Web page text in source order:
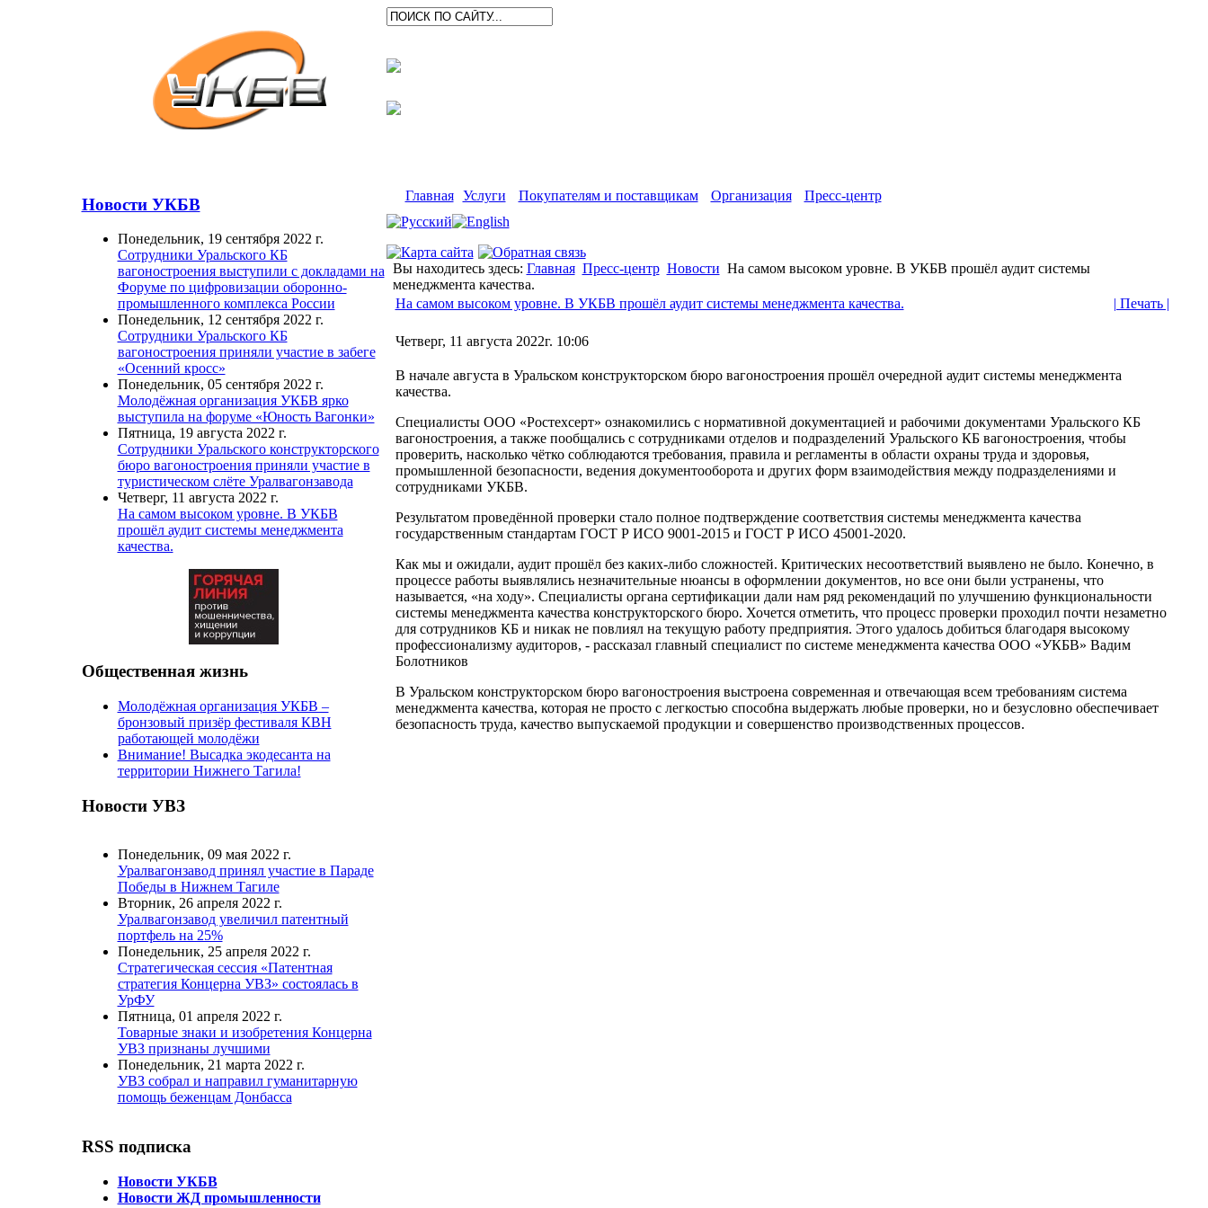
Новости УКБВ
Понедельник, 19 сентября 2022 г.
Сотрудники Уральского КБ
вагоностроения выступили с докладами на
Форуме по цифровизации оборонно-
промышленного комплекса России
Понедельник, 12 сентября 2022 г.
Сотрудники Уральского КБ
вагоностроения приняли участие в забеге
«Осенний кросс»
Понедельник, 05 сентября 2022 г.
Молодёжная организация УКБВ ярко
выступила на форуме «Юность Вагонки»
Пятница, 19 августа 2022 г.
Сотрудники Уральского конструкторского
бюро вагоностроения приняли участие в
туристическом слёте Уралвагонзавода
Четверг, 11 августа 2022 г.
На самом высоком уровне. В УКБВ
прошёл аудит системы менеджмента
качества.
Общественная жизнь
Молодёжная организация УКБВ –
бронзовый призёр фестиваля КВН
работающей молодёжи
Внимание! Высадка экодесанта на
территории Нижнего Тагила!
Новости УВЗ
Понедельник, 09 мая 2022 г.
Уралвагонзавод принял участие в Параде
Победы в Нижнем Тагиле
Вторник, 26 апреля 2022 г.
Уралвагонзавод увеличил патентный
портфель на 25%
Понедельник, 25 апреля 2022 г.
Стратегическая сессия «Патентная
стратегия Концерна УВЗ» состоялась в
УрФУ
Пятница, 01 апреля 2022 г.
Товарные знаки и изобретения Концерна
УВЗ признаны лучшими
Понедельник, 21 марта 2022 г.
УВЗ собрал и направил гуманитарную
помощь беженцам Донбасса
RSS подписка
Новости УКБВ
Новости ЖД промышленности
Главная Услуги Покупателям и поставщикам Организация Пресс-центр
Вы находитесь здесь: Главная Пресс-центр Новости На самом высоком уровне. В УКБВ прошёл аудит системы
менеджмента качества.
На самом высоком уровне. В УКБВ прошёл аудит системы менеджмента качества.
| Печать |
Четверг, 11 августа 2022г. 10:06
В начале августа в Уральском конструкторском бюро вагоностроения прошёл очередной аудит системы менеджмента
качества.
Специалисты ООО «Ростехсерт» ознакомились с нормативной документацией и рабочими документами Уральского КБ
вагоностроения, а также пообщались с сотрудниками отделов и подразделений Уральского КБ вагоностроения, чтобы
проверить, насколько чётко соблюдаются требования, правила и регламенты в области охраны труда и здоровья,
промышленной безопасности, ведения документооборота и других форм взаимодействия между подразделениями и
сотрудниками УКБВ.
Результатом проведённой проверки стало полное подтверждение соответствия системы менеджмента качества
государственным стандартам ГОСТ Р ИСО 9001-2015 и ГОСТ Р ИСО 45001-2020.
Как мы и ожидали, аудит прошёл без каких-либо сложностей. Критических несоответствий выявлено не было. Конечно, в
процессе работы выявлялись незначительные нюансы в оформлении документов, но все они были устранены, что
называется, «на ходу». Специалисты органа сертификации дали нам ряд рекомендаций по улучшению функциональности
системы менеджмента качества конструкторского бюро. Хочется отметить, что процесс проверки проходил почти незаметно
для сотрудников КБ и никак не повлиял на текущую работу предприятия. Этого удалось добиться благодаря высокому
профессионализму аудиторов, - рассказал главный специалист по системе менеджмента качества ООО «УКБВ» Вадим
Болотников
В Уральском конструкторском бюро вагоностроения выстроена современная и отвечающая всем требованиям система
менеджмента качества, которая не просто с легкостью способна выдержать любые проверки, но и безусловно обеспечивает
безопасность труда, качество выпускаемой продукции и совершенство производственных процессов.